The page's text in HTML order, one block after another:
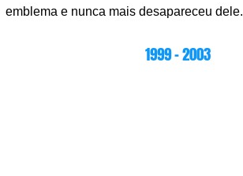
emblema e nunca mais desapareceu dele.
1999 – 2003